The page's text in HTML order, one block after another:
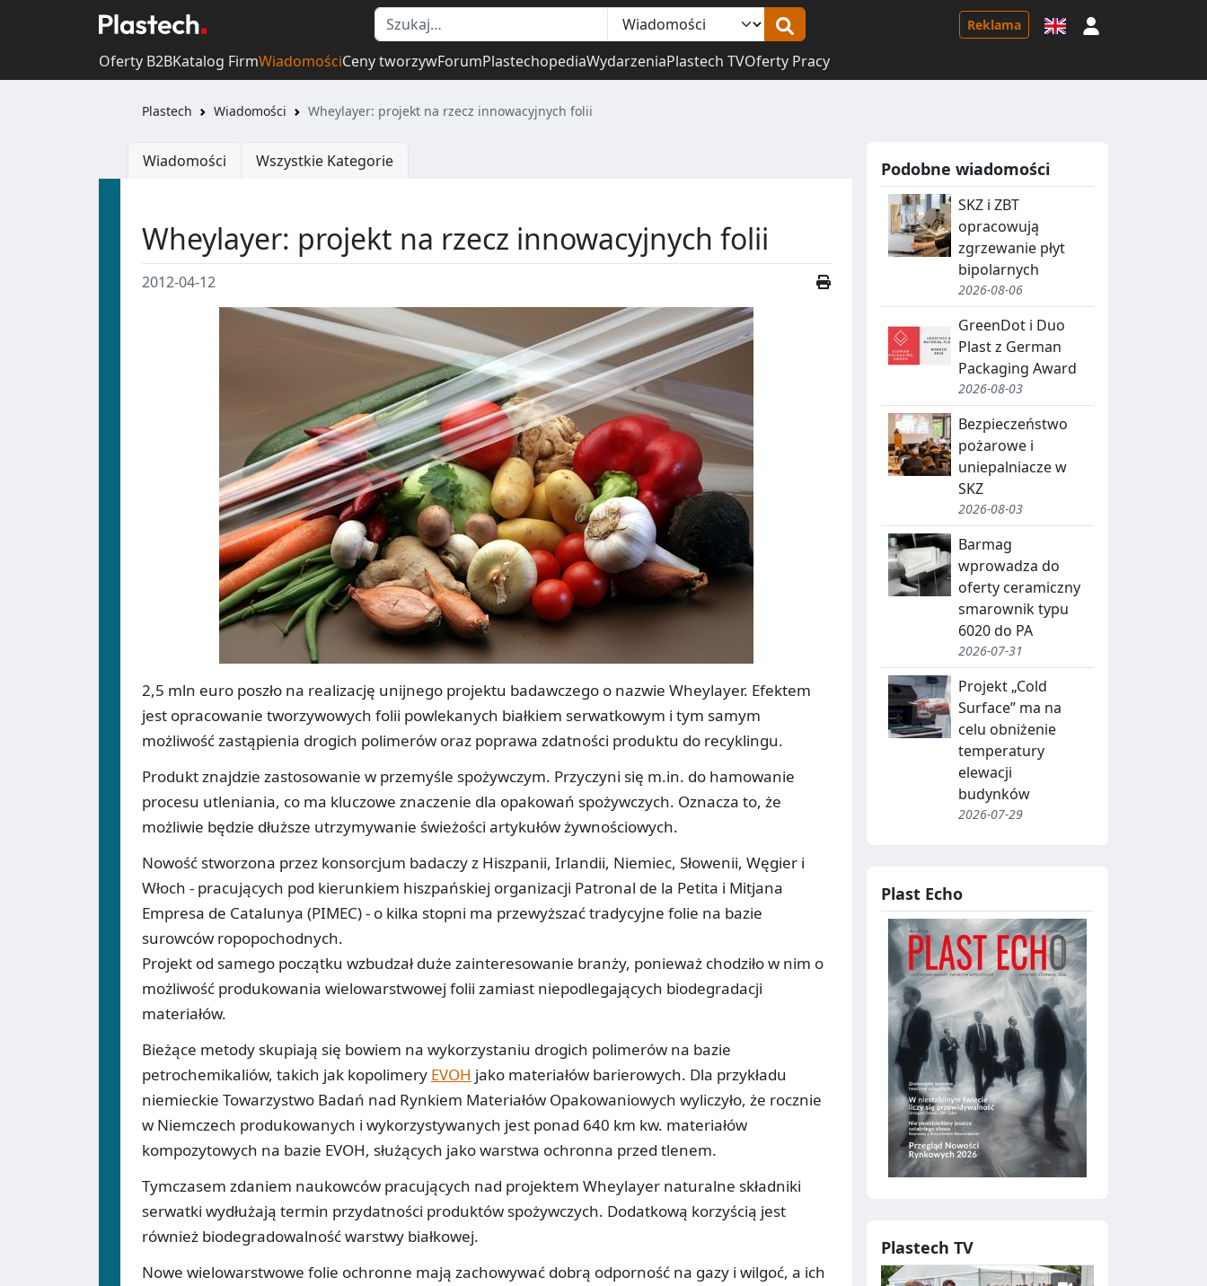
Reklama
Oferty B2BKatalog FirmWiadomościCeny tworzywForumPlastechopediaWydarzeniaPlastech TVOferty Pracy
Plastech Wiadomości Wheylayer: projekt na rzecz innowacyjnych folii
Wiadomości Wszystkie Kategorie
Wheylayer: projekt na rzecz innowacyjnych folii
2012-04-12
2,5 mln euro poszło na realizację unijnego projektu badawczego o nazwie Wheylayer. Efektem
jest opracowanie tworzywowych folii powlekanych białkiem serwatkowym i tym samym
możliwość zastąpienia drogich polimerów oraz poprawa zdatności produktu do recyklingu.
Produkt znajdzie zastosowanie w przemyśle spożywczym. Przyczyni się m.in. do hamowanie
procesu utleniania, co ma kluczowe znaczenie dla opakowań spożywczych. Oznacza to, że
możliwie będzie dłuższe utrzymywanie świeżości artykułów żywnościowych.
Nowość stworzona przez konsorcjum badaczy z Hiszpanii, Irlandii, Niemiec, Słowenii, Węgier i
Włoch - pracujących pod kierunkiem hiszpańskiej organizacji Patronal de la Petita i Mitjana
Empresa de Catalunya (PIMEC) - o kilka stopni ma przewyższać tradycyjne folie na bazie
surowców ropopochodnych.
Projekt od samego początku wzbudzał duże zainteresowanie branży, ponieważ chodziło w nim o
możliwość produkowania wielowarstwowej folii zamiast niepodlegających biodegradacji
materiałów.
Bieżące metody skupiają się bowiem na wykorzystaniu drogich polimerów na bazie
petrochemikaliów, takich jak kopolimery EVOH jako materiałów barierowych. Dla przykładu
niemieckie Towarzystwo Badań nad Rynkiem Materiałów Opakowaniowych wyliczyło, że rocznie
w Niemczech produkowanych i wykorzystywanych jest ponad 640 km kw. materiałów
kompozytowych na bazie EVOH, służących jako warstwa ochronna przed tlenem.
Tymczasem zdaniem naukowców pracujących nad projektem Wheylayer naturalne składniki
serwatki wydłużają termin przydatności produktów spożywczych. Dodatkową korzyścią jest
również biodegradowalność warstwy białkowej.
Nowe wielowarstwowe folie ochronne mają zachowywać dobrą odporność na gazy i wilgoć, a ich
Podobne wiadomości
SKZ i ZBT
opracowują
zgrzewanie płyt
bipolarnych
2026-08-06
GreenDot i Duo
Plast z German
Packaging Award
2026-08-03
Bezpieczeństwo
pożarowe i
uniepalniacze w
SKZ
2026-08-03
Barmag
wprowadza do
oferty ceramiczny
smarownik typu
6020 do PA
2026-07-31
Projekt „Cold
Surface” ma na
celu obniżenie
temperatury
elewacji
budynków
2026-07-29
Plast Echo
Plastech TV